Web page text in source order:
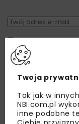
Regulaminem
podany przeze
handlowej w
Twoja
Tak jak w
NBI.com.pl
inne podobne